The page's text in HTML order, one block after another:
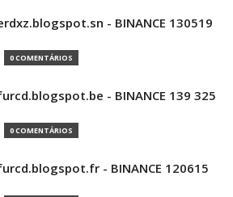
- BINANCE 130519
0 COMENTÁRIOS
- BINANCE 139 325
0 COMENTÁRIOS
- BINANCE 120615